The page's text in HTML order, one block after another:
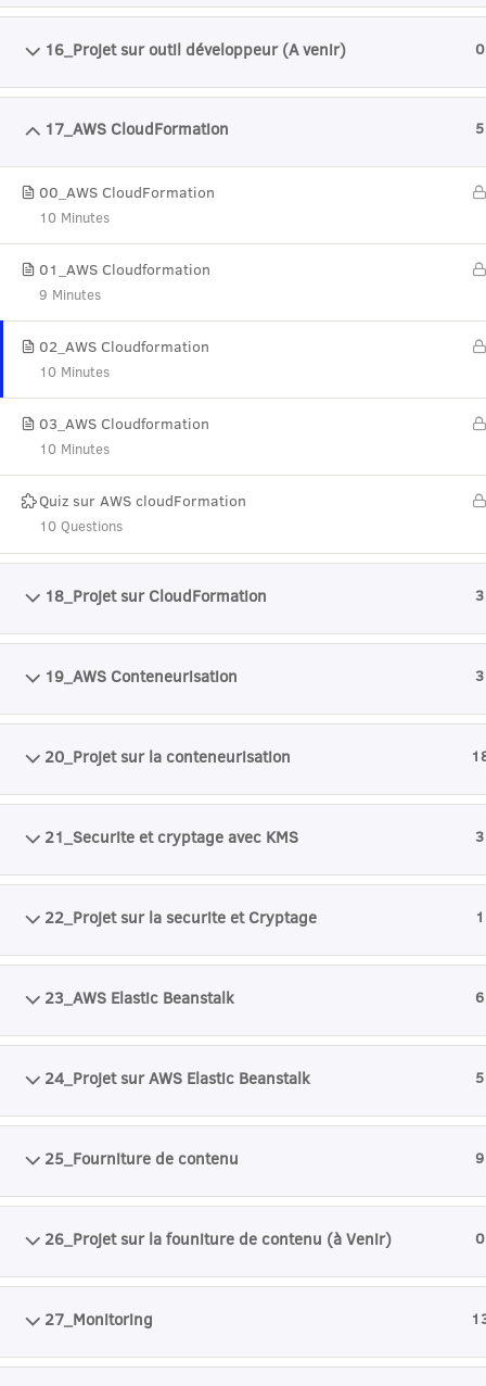
16_Projet sur outil développeur (A venir) 0
17_AWS CloudFormation 5
00_AWS CloudFormation
10 Minutes
01_AWS Cloudformation
9 Minutes
02_AWS Cloudformation
10 Minutes
03_AWS Cloudformation
10 Minutes
Quiz sur AWS cloudFormation
10 Questions
18_Projet sur CloudFormation 3
19_AWS Conteneurisation 3
20_Projet sur la conteneurisation
21_Securite et cryptage avec KMS 3
22_Projet sur la securite et Cryptage 1
23_AWS Elastic Beanstalk 6
24_Projet sur AWS Elastic Beanstalk 5
25_Fourniture de contenu 9
26_Projet sur la founiture de contenu (à Venir) 0
27_Monitoring